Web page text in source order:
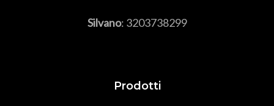
Silvano: 3203738299
Prodotti